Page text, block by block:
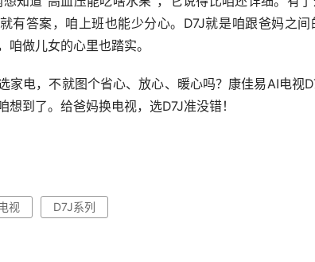
有答案，咱上班也能少分心。D7J就是咱跟爸妈之
咱做儿女的心里也踏实。
家电，不就图个省心、放心、暖心吗？康佳易AI电视
想到了。给爸妈换电视，选D7J准没错！
视 D7J系列